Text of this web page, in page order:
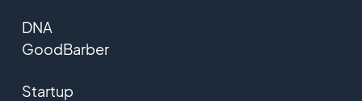
DNA
GoodBarber
Startup